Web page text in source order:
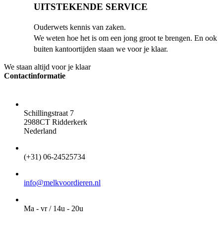
UITSTEKENDE SERVICE
Ouderwets kennis van zaken.
We weten hoe het is om een jong groot te brengen. En ook
buiten kantoortijden staan we voor je klaar.
We staan altijd voor je klaar
Contactinformatie
Schillingstraat 7
2988CT Ridderkerk
Nederland
(+31) 06-24525734
info@melkvoordieren.nl
Ma - vr / 14u - 20u